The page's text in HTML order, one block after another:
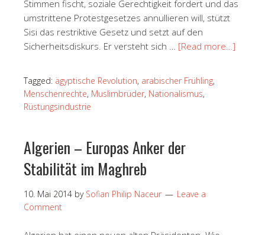
Stimmen fischt, soziale Gerechtigkeit fordert und das
umstrittene Protestgesetzes annullieren will, stützt
Sisi das restriktive Gesetz und setzt auf den
Sicherheitsdiskurs. Er versteht sich … [Read more…]
Tagged: ägyptische Revolution, arabischer Frühling,
Menschenrechte, Muslimbrüder, Nationalismus,
Rüstungsindustrie
Algerien – Europas Anker der
Stabilität im Maghreb
10. Mai 2014 by Sofian Philip Naceur
Leave a
Comment